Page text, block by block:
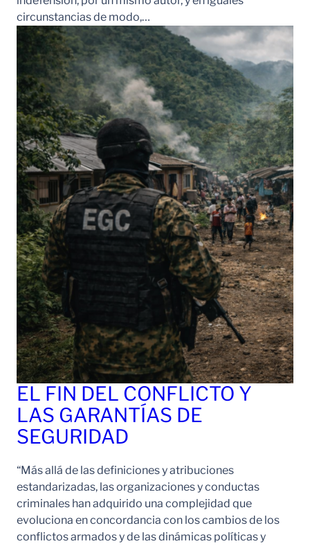
circunstancias de modo,…
EL FIN DEL CONFLICTO Y
LAS GARANTÍAS DE
SEGURIDAD
“Más allá de las definiciones y atribuciones
estandarizadas, las organizaciones y conductas
criminales han adquirido una complejidad que
evoluciona en concordancia con los cambios de los
conflictos armados y de las dinámicas políticas y